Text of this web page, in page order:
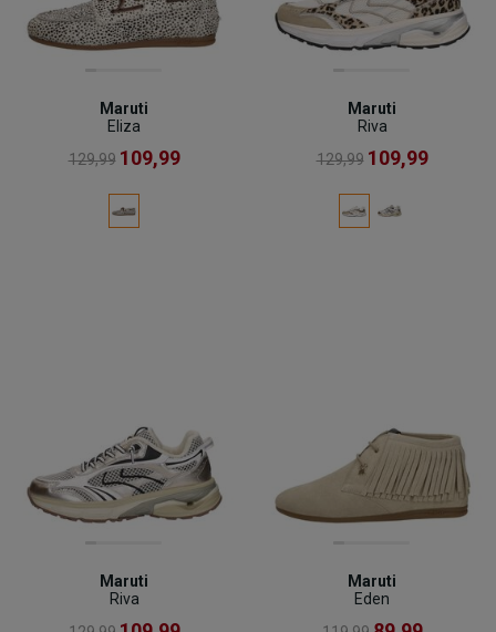
Maruti
Eliza
129,99 109,99
Maruti
Riva
129,99 109,99
Maruti
Riva
Maruti
Eden